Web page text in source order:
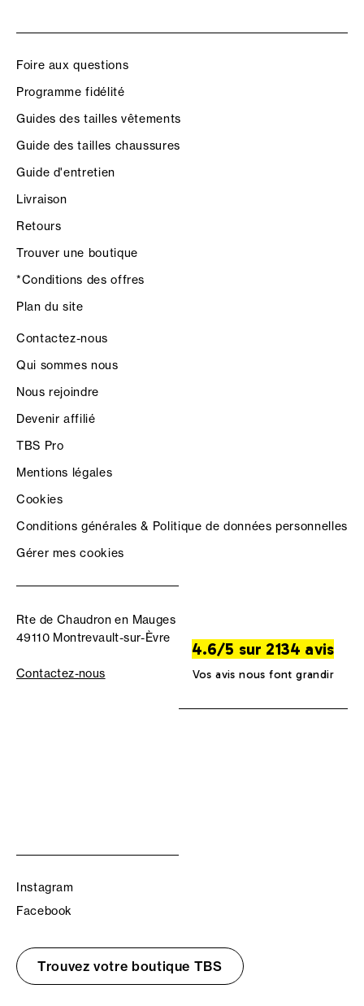
Foire aux questions
Programme fidélité
Guides des tailles vêtements
Guide des tailles chaussures
Guide d'entretien
Livraison
Retours
Trouver une boutique
*Conditions des offres
Plan du site
Contactez-nous
Qui sommes nous
Nous rejoindre
Devenir affilié
TBS Pro
Mentions légales
Cookies
Conditions générales & Politique de données personnelles
Gérer mes cookies
Rte de Chaudron en Mauges
49110 Montrevault-sur-Èvre
Contactez-nous
4.6/5 sur 2134 avis
Vos avis nous font grandir
Instagram
Facebook
Trouvez votre boutique TBS